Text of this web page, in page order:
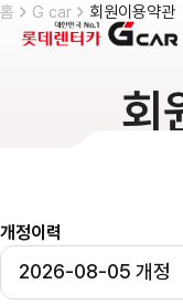
skip navigation
홈 G car 회원이용약관
회
개정이력
2026-08-05 개정